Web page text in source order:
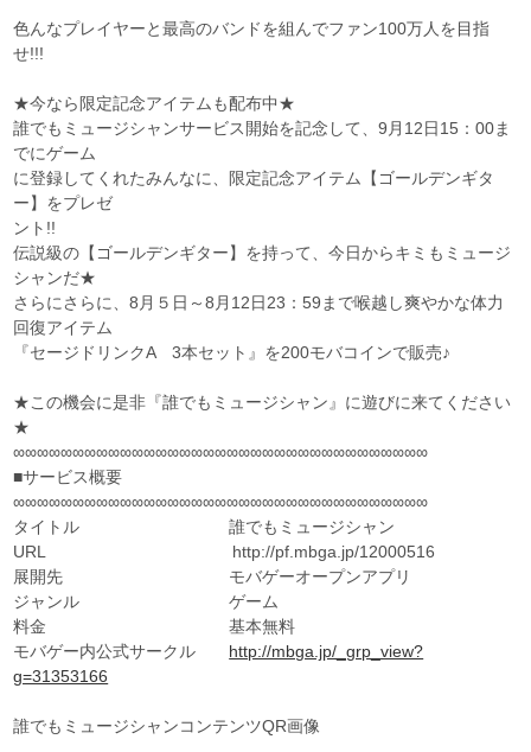
色んなプレイヤーと最高のバンドを組んでファン100万人を目指
せ!!!
★今なら限定記念アイテムも配布中★
誰でもミュージシャンサービス開始を記念して、9月12日15：00ま
でにゲーム
に登録してくれたみんなに、限定記念アイテム【ゴールデンギタ
ー】をプレゼ
ント!!
伝説級の【ゴールデンギター】を持って、今日からキミもミュージ
シャンだ★
さらにさらに、8月５日～8月12日23：59まで喉越し爽やかな体力
回復アイテム
『セージドリンクA 3本セット』を200モバコインで販売♪
★この機会に是非『誰でもミュージシャン』に遊びに来てください
★
∞∞∞∞∞∞∞∞∞∞∞∞∞∞∞∞∞∞∞∞∞∞∞∞∞∞∞∞∞∞∞∞∞∞∞
■サービス概要
∞∞∞∞∞∞∞∞∞∞∞∞∞∞∞∞∞∞∞∞∞∞∞∞∞∞∞∞∞∞∞∞∞∞∞
タイトル 誰でもミュージシャン
URL http://pf.mbga.jp/12000516
展開先 モバゲーオープンアプリ
ジャンル ゲーム
料金 基本無料
モバゲー内公式サークル http://mbga.jp/_grp_view?
g=31353166
誰でもミュージシャンコンテンツQR画像